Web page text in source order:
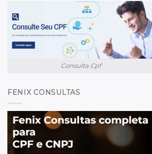
Consulta Cpf
FENIX CONSULTAS